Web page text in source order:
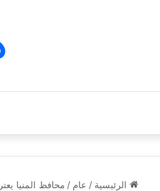
الرئيسية / عام / محافظ المنيا